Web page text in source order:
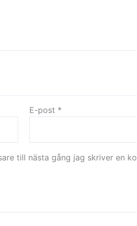
E-post *
till nästa gång jag skriver en